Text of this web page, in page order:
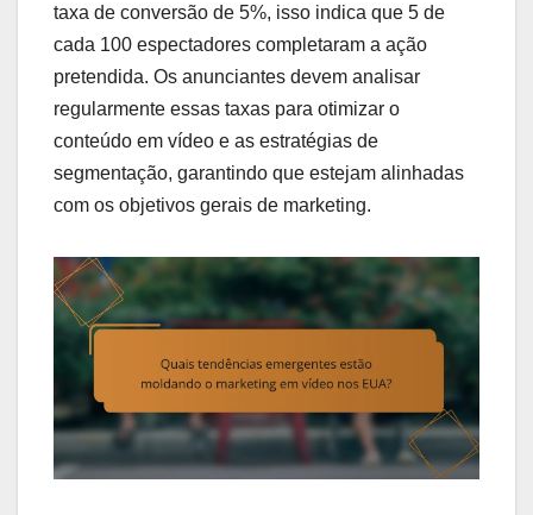
taxa de conversão de 5%, isso indica que 5 de
cada 100 espectadores completaram a ação
pretendida. Os anunciantes devem analisar
regularmente essas taxas para otimizar o
conteúdo em vídeo e as estratégias de
segmentação, garantindo que estejam alinhadas
com os objetivos gerais de marketing.